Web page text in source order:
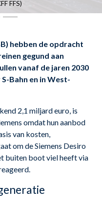
FFS)
hebben de opdracht
gegund aan
vanaf de jaren 2030
Bahn en in West-
2,1 miljard euro, is
omdat hun aanbod
van kosten,
om de Siemens Desiro
buiten boot viel heeft via